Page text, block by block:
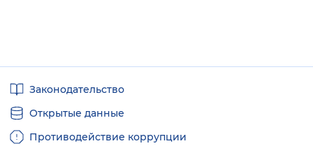
ссылкиЗаконодательство
Открытые данные
Противодействие коррупции